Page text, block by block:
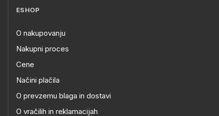
ESHOP
O nakupovanju
Nakupni proces
Cene
Načini plačila
O prevzemu blaga in dostavi
O vračilih in reklamacijah